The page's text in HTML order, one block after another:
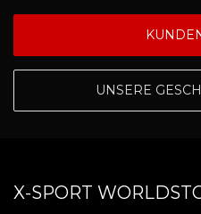
UNSERE
X-SPORT